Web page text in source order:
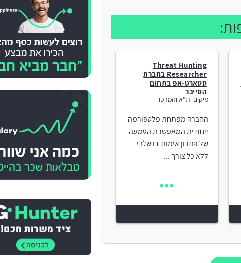
Threat Hunting
Researcher בחברת
סטארט-אפ בתחום
הסייבר
מיקום: ת"א והמרכז
החברה מפתחת פלטפורמה
ייחודית המאפשרת הטמעה
של פתרון אימות דו שלבי
ללא כל צורך ...